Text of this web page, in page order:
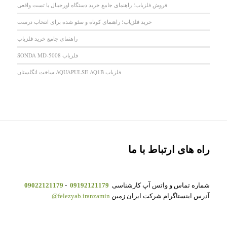
فروش فلزیاب؛ راهنمای جامع خرید دستگاه اورجینال با تست واقعی
خرید فلزیاب؛ راهنمای کوتاه و سئو شده برای انتخاب درست
راهنمای جامع خرید فلزیاب
فلزیاب SONDA MD-5008
فلزیاب AQUAPULSE AQ1B ساخت انگلستان
راه های ارتباط با ما
شماره تماس و واتس آپ کارشناسی 09192121179
-
09022121179
آدرس اینستاگرام شرکت ایران زمین felezyab.iranzamin@